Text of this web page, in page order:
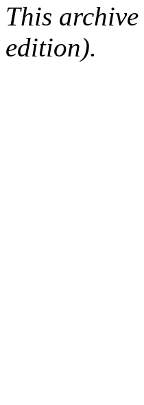
This
edition).